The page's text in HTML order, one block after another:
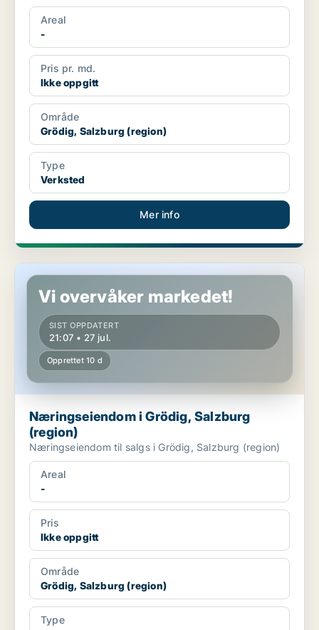
Areal
-
Pris pr. md.
Ikke oppgitt
Område
Grödig, Salzburg (region)
Type
Verksted
Mer info
Næringseiendom i Grödig, Salzburg (region)
Vi overvåker markedet!
SIST OPPDATERT
21:07 • 27 jul.
Opprettet 10 d
Næringseiendom i Grödig, Salzburg
(region)
Næringseiendom til salgs i Grödig, Salzburg (region)
Areal
-
Pris
Ikke oppgitt
Område
Grödig, Salzburg (region)
Type